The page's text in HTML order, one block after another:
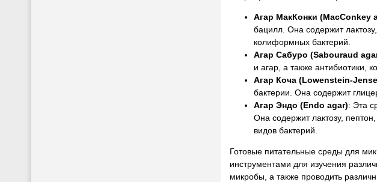
Агар МакКонки (MacConkey
бацилл. Она содержит
колиформных бактерий.
Агар Сабуро (Sabouraud
и агар, а также антибиотики,
Агар Коча (Lowenstein-
бактерии. Она содержит
Агар Эндо (Endo agar): Эта
Она содержит лактозу,
видов бактерий.
Готовые питательные среды для
инструментами для изучения
микробы, а также проводить